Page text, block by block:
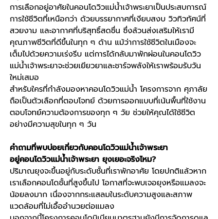
การเลือกอยู่อาศัยในคอนโดวิวแม่น้ำเจ้าพระยาเป็นประสบการณ์
การใช้ชีวิตที่เหนือกว่า ด้วยบรรยากาศที่เงียบสงบ วิวทิวทัศน์ที่
สวยงาม และอากาศที่บริสุทธิ์สดชื่น ซึ่งล้วนส่งเสริมให้เรามี
คุณภาพชีวิตที่ดีขึ้นในทุก ๆ ด้าน แม้ว่าการใช้ชีวิตในเมืองจะ
เต็มไปด้วยความเร่งรีบ แต่การได้กลับมาพักผ่อนในคอนโดวิว
แม่น้ำเจ้าพระยาจะช่วยเยียวยาและชาร์จพลังให้เราพร้อมรับวัน
ใหม่เสมอ
สำหรับใครที่กำลังมองหาคอนโดวิวแม่น้ำ โครงการจาก ศุภาลัย
ถือเป็นตัวเลือกที่ตอบโจทย์ ด้วยการออกแบบที่เน้นพื้นที่ใช้งาน
ตอบโจทย์ความต้องการของทุก ๆ วัย ช่วยให้คุณได้ใช้ชีวิต
อย่างมีความสุขในทุก ๆ วัน
คำถามที่พบบ่อยเกี่ยวกับคอนโดวิวแม่น้ำเจ้าพระยา
อยู่คอนโดวิวแม่น้ำเจ้าพระยา ยุงเยอะจริงไหม?
ปริมาณยุงจะขึ้นอยู่กับระดับชั้นที่เราพักอาศัย โดยปกติแล้วหาก
เราเลือกคอนโดชั้นที่สูงขึ้นไป โอกาสที่จะพบเจอยุงหรือแมลงจะ
น้อยลงมาก เนื่องจากกระแสลมในระดับความสูงและสภาพ
แวดล้อมที่ไม่เอื้ออำนวยต่อแมลง